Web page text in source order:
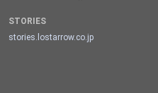
STORIES
stories.lostarrow.co.jp